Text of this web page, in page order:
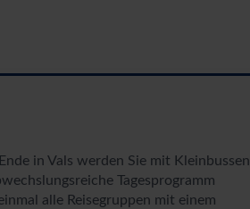
in Vals werden Sie mit Kleinbussen
Tagesprogramm
alle Reisegruppen mit einem